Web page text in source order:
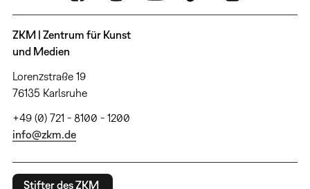
ZKM | Zentrum für Kunst
und Medien
Lorenzstraße 19
76135 Karlsruhe
+49 (0) 721 - 8100 - 1200
info@zkm.de
Stifter des ZKM